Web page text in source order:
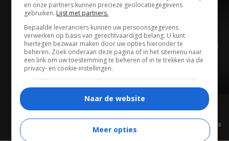
02:41
TRAILER
Alle video's
en onze partners kunnen precieze geolocatiegegevens
gebruiken. Lijst met partners.
Bepaalde leveranciers kunnen uw persoonsgegevens
verwerken op basis van gerechtvaardigd belang. U kunt
hiertegen bezwaar maken door uw opties hieronder te
beheren. Zoek onderaan deze pagina of in het sitemenu naar
een link om uw toestemming te beheren of in te trekken via de
privacy- en cookie-instellingen.
Naar de website
Meer opties